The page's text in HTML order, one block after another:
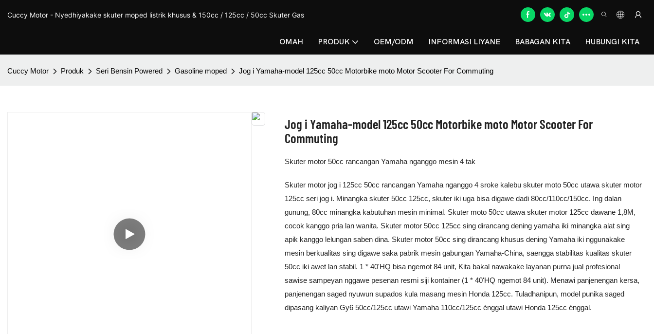
Cuccy Motor - Nyedhiyakake skuter moped listrik khusus & 150cc / 125cc / 50cc Skuter Gas
OMAH PRODUK OEM/ODM INFORMASI LIYANE BABAGAN KITA HUBUNGI KITA
Cuccy Motor Produk Seri Bensin Powered Gasoline moped Jog i Yamaha-model 125cc 50cc Motorbike moto Motor Scooter For Commuting
Jog i Yamaha-model 125cc 50cc Motorbike moto Motor Scooter For
Commuting
Skuter motor 50cc rancangan Yamaha nganggo mesin 4 tak
Skuter motor jog i 125cc 50cc rancangan Yamaha nganggo 4 sroke kalebu skuter moto 50cc utawa skuter motor
125cc seri jog i. Minangka skuter 50cc 125cc, skuter iki uga bisa digawe dadi 80cc/110cc/150cc. Ing dalan
gunung, 80cc minangka kabutuhan mesin minimal. Skuter moto 50cc utawa skuter motor 125cc dawane 1,8M,
cocok kanggo pria lan wanita. Skuter motor 50cc 125cc sing dirancang dening yamaha iki minangka alat sing
apik kanggo lelungan saben dina. Skuter motor 50cc sing dirancang khusus dening Yamaha iki nggunakake
mesin berkualitas sing digawe saka pabrik mesin gabungan Yamaha-China, saengga stabilitas kualitas skuter
50cc iki awet lan stabil. 1 * 40'HQ bisa ngemot 84 unit, Kita bakal nawakake layanan purna jual profesional
sawise sampeyan nggawe pesenan resmi siji kontainer (1 * 40'HQ ngemot 84 unit). Menawi panjenengan kersa,
panjenengan saged nyuwun supados kula masang mesin Honda 125cc. Tuladhanipun, model punika saged
dipasang kaliyan Gy6 50cc/125cc utawi Yamaha 110cc/125cc énggal utawi Honda 125cc énggal.